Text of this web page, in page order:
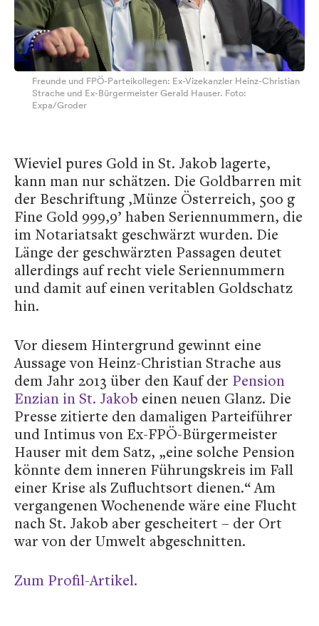
Freunde und FPÖ-Parteikollegen: Ex-Vizekanzler Heinz-Christian
Strache und Ex-Bürgermeister Gerald Hauser. Foto:
Expa/Groder
Wieviel pures Gold in St. Jakob lagerte,
kann man nur schätzen. Die Goldbarren mit
der Beschriftung ‚Münze Österreich, 500 g
Fine Gold 999,9’ haben Seriennummern, die
im Notariatsakt geschwärzt wurden. Die
Länge der geschwärzten Passagen deutet
allerdings auf recht viele Seriennummern
und damit auf einen veritablen Goldschatz
hin.
Vor diesem Hintergrund gewinnt eine
Aussage von Heinz-Christian Strache aus
dem Jahr 2013 über den Kauf der Pension
Enzian in St. Jakob einen neuen Glanz. Die
Presse zitierte den damaligen Parteiführer
und Intimus von Ex-FPÖ-Bürgermeister
Hauser mit dem Satz, „eine solche Pension
könnte dem inneren Führungskreis im Fall
einer Krise als Zufluchtsort dienen.“ Am
vergangenen Wochenende wäre eine Flucht
nach St. Jakob aber gescheitert – der Ort
war von der Umwelt abgeschnitten.
Zum Profil-Artikel.